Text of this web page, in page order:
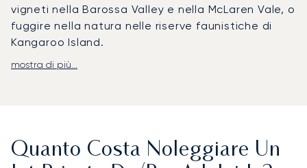
vigneti nella Barossa Valley e nella McLaren Vale, o
fuggire nella natura nelle riserve faunistiche di
Kangaroo Island.
LunaJets organizza voli privati per l'aeroporto
accesso a luoghi culturali, hotel di lusso e al
mostra di più...
Quanto Costa Noleggiare Un